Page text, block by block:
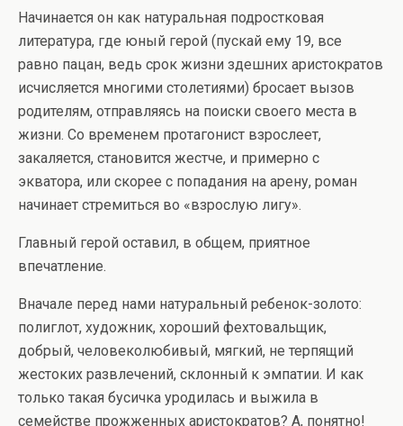
Начинается он как натуральная подростковая
литература, где юный герой (пускай ему 19, все
равно пацан, ведь срок жизни здешних аристократов
исчисляется многими столетиями) бросает вызов
родителям, отправляясь на поиски своего места в
жизни. Со временем протагонист взрослеет,
закаляется, становится жестче, и примерно с
экватора, или скорее с попадания на арену, роман
начинает стремиться во «взрослую лигу».
Главный герой оставил, в общем, приятное
впечатление.
Вначале перед нами натуральный ребенок-золото:
полиглот, художник, хороший фехтовальщик,
добрый, человеколюбивый, мягкий, не терпящий
жестоких развлечений, склонный к эмпатии. И как
только такая бусичка уродилась и выжила в
семействе прожженных аристократов? А, понятно!